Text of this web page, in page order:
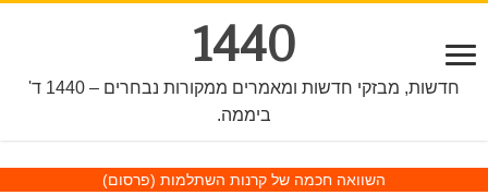
1440
חדשות, מבזקי חדשות ומאמרים ממקורות נבחרים – 1440 ד'
ביממה.
השוואה חכמה של קרנות השתלמות (פרסום)